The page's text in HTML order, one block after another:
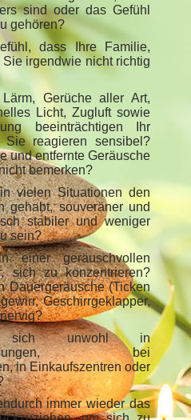
sind oder das Gefühl
gehören?
dass Ihre Familie,
Sie irgendwie nicht richtig
Gerüche aller Art,
Licht, Zugluft sowie
beeinträchtigen Ihr
Sie reagieren sensibel?
und entfernte Geräusche
bemerken?
vielen Situationen den
gehabt, souveräner und
stabiler und weniger
sein?
einer geräuschvollen
sich zu konzentrieren?
Dauergeräusche (Ticken
Geschirrgeklapper,
sich unwohl in
bei
in Einkaufszentren oder
immer wieder das